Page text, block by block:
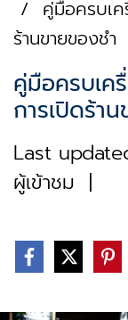
คู่มือครบเ
ร้านขายของชำ
คู่มือครบเค
การเปิดร้า
Last
ผู้เข้าชม |